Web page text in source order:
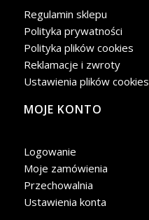
Regulamin sklepu
Polityka prywatności
Polityka plików cookies
Reklamacje i zwroty
Ustawienia plików cookies
MOJE KONTO
Logowanie
Moje zamówienia
Przechowalnia
Ustawienia konta